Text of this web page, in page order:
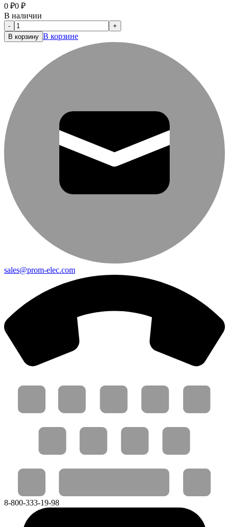
0 ₽0 ₽
В наличии
-
+
В корзину В корзине
sales@prom-elec.com
8-800-333-19-98